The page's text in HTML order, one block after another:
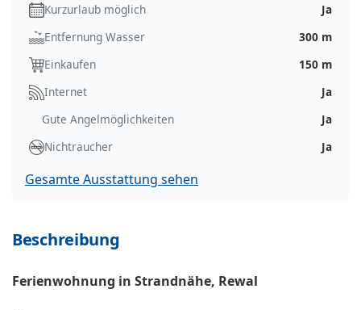
Kurzurlaub möglich
Ja
Entfernung Wasser
300 m
Einkaufen
150 m
Internet
Ja
Gute Angelmöglichkeiten
Ja
Nichtraucher
Ja
Gesamte Ausstattung sehen
Beschreibung
Ferienwohnung in Strandnähe, Rewal